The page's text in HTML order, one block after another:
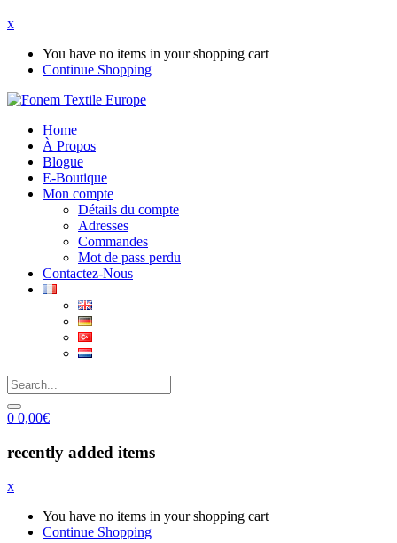
x
You have no items in your shopping cart
Continue Shopping
Home
À Propos
Blogue
E-Boutique
Mon compte
Détails du compte
Adresses
Commandes
Mot de pass perdu
Contactez-Nous
0 0,00€
recently added items
x
You have no items in your shopping cart
Continue Shopping